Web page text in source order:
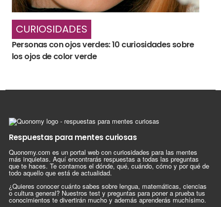
CURIOSIDADES
Personas con ojos verdes: 10 curiosidades sobre
los ojos de color verde
Respuestas para mentes curiosas
Quonomy.com es un portal web con curiosidades para las mentes
más inquietas. Aquí encontrarás respuestas a todas las preguntas
que te haces. Te contamos el dónde, qué, cuándo, cómo y por qué de
todo aquello que está de actualidad.
¿Quieres conocer cuánto sabes sobre lengua, matemáticas, ciencias
o cultura general? Nuestros test y preguntas para poner a prueba tus
conocimientos te divertirán mucho y además aprenderás muchísimo.